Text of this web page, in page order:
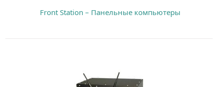
Front Station – Панельные компьютеры